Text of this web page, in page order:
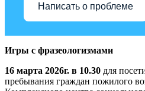
Написать о проблеме
Игры с фразеологизмами
16 марта 2026г. в 10.30 для
пребывания граждан пожилого